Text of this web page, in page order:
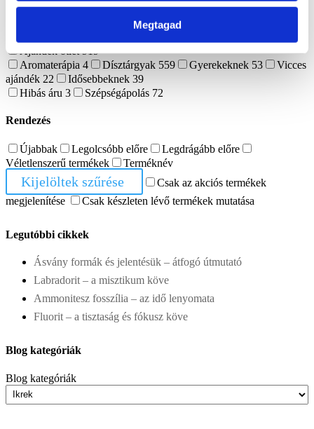
Megtagad
Szantálfa2
Dekoráció565
Ajándék ötlet919
Aromaterápia 4 Dísztárgyak 559 Gyerekeknek 53
Vicces
ajándék 22 Idősebbeknek 39
Hibás áru 3 Szépségápolás 72
Rendezés
Újabbak Legolcsóbb előre
Legdrágább előre
Véletlenszerű termékek
Terméknév
Kijelöltek szűrése
Csak az akciós termékek
megjelenítése
Csak készleten lévő termékek mutatása
Legutóbbi cikkek
Ásvány formák és jelentésük – átfogó útmutató
Labradorit – a misztikum köve
Ammonitesz fosszília – az idő lenyomata
Fluorit – a tisztaság és fókusz köve
Blog kategóriák
Blog kategóriák